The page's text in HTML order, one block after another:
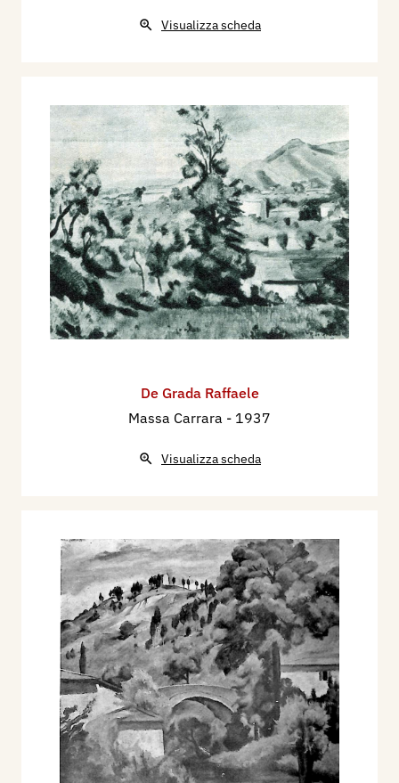
Visualizza scheda
De Grada Raffaele
Massa Carrara - 1937
Visualizza scheda